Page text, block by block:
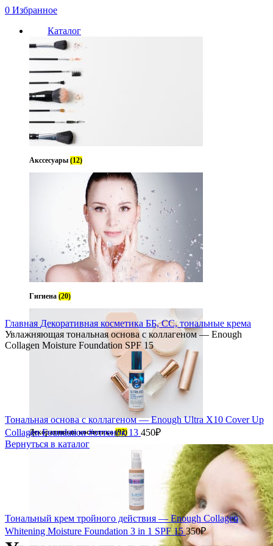
0 Избранное
Каталог
Акссесуары (12)
Гигиена (20)
Декоративная косметика(92)
Главная Декоративная косметика ББ, СС, тональные крема
Увлажняющая тональная основа с коллагеном — Enough
Collagen Moisture Foundation SPF 15
Тональная основа с коллагеном — Enough Ultra X10 Cover Up
Collagen Foundation #оттенок 13 450₽
Вернуться в каталог
Тональный крем тройного действия — Enough Collagen
Whitening Moisture Foundation 3 in 1 SPF 15350₽